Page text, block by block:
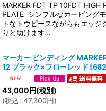
MARKER FDT TP 10FDT HIGH
PLATE シンプルなカービング
トなトウピースながらもエッジ
りと助けます…
マーカー ビンディング
12 ブラック×フローレッド [
43,000円(税別)
(税込: 47,300円)